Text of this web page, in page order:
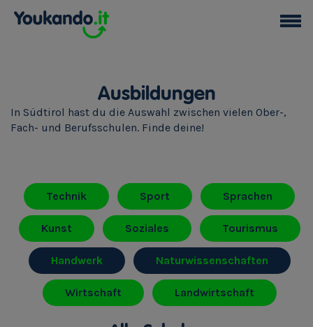
Ausbildungen
In Südtirol hast du die Auswahl zwischen vielen Ober-,
Fach- und Berufsschulen. Finde deine!
Technik Sport Sprachen
Kunst Soziales Tourismus
Handwerk Naturwissenschaften
Wirtschaft Landwirtschaft